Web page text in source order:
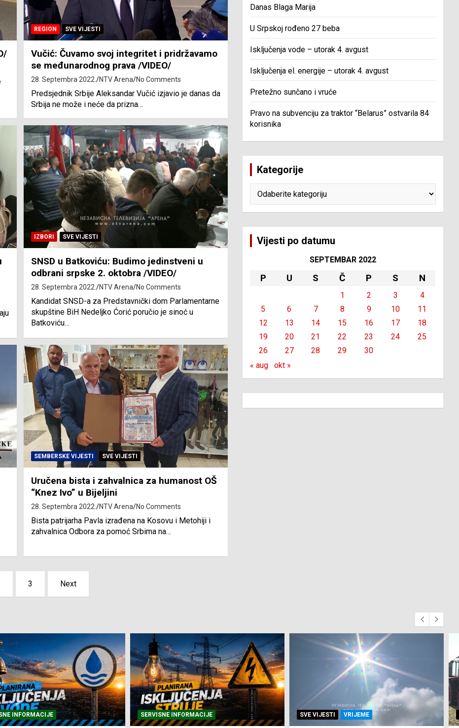
REGION SVE VIJESTI
Vučić: Čuvamo svoj integritet i pridržavamo
se međunarodnog prava /VIDEO/
28. Septembra 2022. NTV Arena No Comments
Predsjednik Srbije Aleksandar Vučić izjavio je danas da
Srbija ne može i neće da prizna…
IZBORI SVE VIJESTI
SNSD u Batkoviću: Budimo jedinstveni u
odbrani srpske 2. oktobra /VIDEO/
28. Septembra 2022. NTV Arena No Comments
Kandidat SNSD-a za Predstavnički dom Parlamentarne
skupštine BiH Nedeljko Ćorić poručio je sinoć u
Batkoviću…
SEMBERSKE VIJESTI SVE VIJESTI
Uručena bista i zahvalnica za humanost OŠ
“Knez Ivo” u Bijeljini
28. Septembra 2022. NTV Arena No Comments
Bista patrijarha Pavla izrađena na Kosovu i Metohiji i
zahvalnica Odbora za pomoć Srbima na…
3 Next
Danas Blaga Marija
U Srpskoj rođeno 27 beba
Isključenja vode – utorak 4. avgust
Isključenja el. energije – utorak 4. avgust
Pretežno sunčano i vruće
Pravo na subvenciju za traktor “Belarus” ostvarila 84
korisnika
Kategorije
Vijesti po datumu
SEPTEMBAR 2022
P U S Č P S N
1 2 3
4
5
6 7 8 9 10
11
12
13 14 15 16 17
18
19
20 21 22 23 24
25
26
27 28 29
30
« aug
okt »
INFORMACIJE SVE VIJESTI VRIJEME SVE VIJESTI ZEMLJA